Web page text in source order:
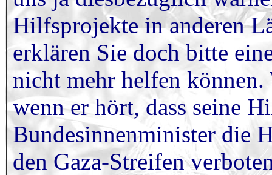
Hilfsprojekte in anderen
erklären Sie doch bitte
nicht mehr helfen können.
wenn er hört, dass seine
Bundesinnenminister die
den Gaza-Streifen